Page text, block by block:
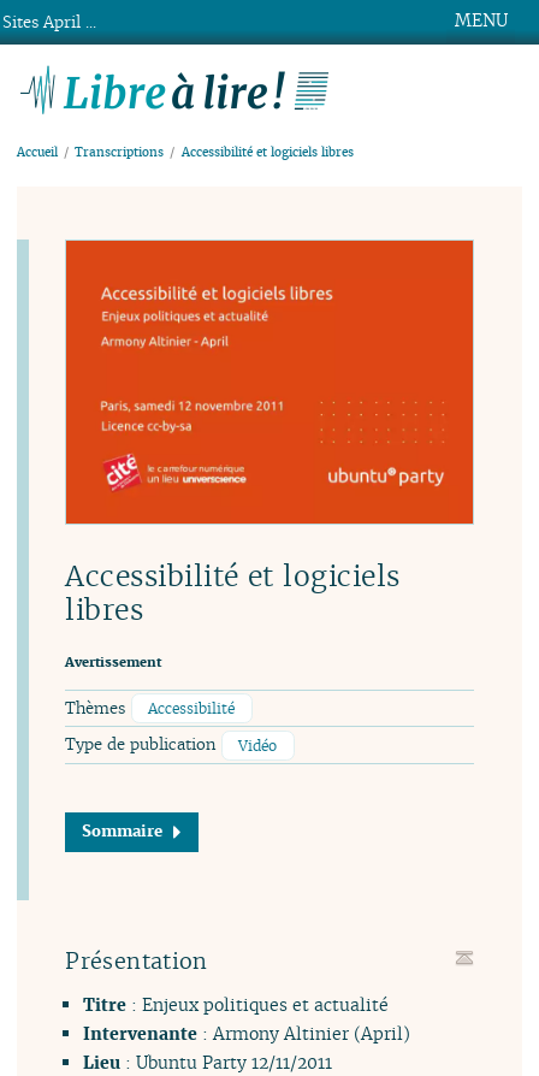
MENU
Accueil Transcriptions Accessibilité et logiciels libres
Accessibilité et logiciels
libres
Avertissement
Thèmes Accessibilité
Type de publication Vidéo
Sommaire
Présentation
Titre: Enjeux politiques et actualité
Intervenante: Armony Altinier (April)
Lieu: Ubuntu Party 12/11/2011
Sites April ...